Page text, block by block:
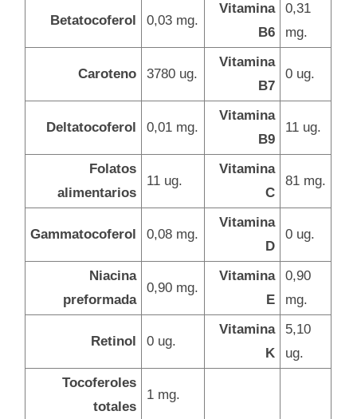
Betatocoferol 0,03 mg.
Vitamina
B6
0,31
mg.
Caroteno 3780 ug.
Vitamina
B7
0 ug.
Deltatocoferol 0,01 mg.
Vitamina
B9
11 ug.
Folatos
alimentarios
11 ug.
Vitamina
C
81 mg.
Gammatocoferol 0,08 mg.
Vitamina
D
0 ug.
Niacina
preformada
0,90 mg.
Vitamina
E
0,90
mg.
Retinol 0 ug.
Vitamina
K
5,10
ug.
Tocoferoles
totales
1 mg.